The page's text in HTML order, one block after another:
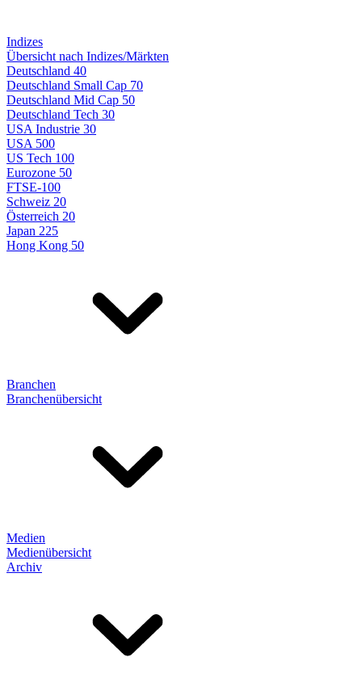
Indizes
Übersicht nach Indizes/Märkten
Deutschland 40
Deutschland Small Cap 70
Deutschland Mid Cap 50
Deutschland Tech 30
USA Industrie 30
USA 500
US Tech 100
Eurozone 50
FTSE-100
Schweiz 20
Österreich 20
Japan 225
Hong Kong 50
Branchen
Branchenübersicht
Medien
Medienübersicht
Archiv